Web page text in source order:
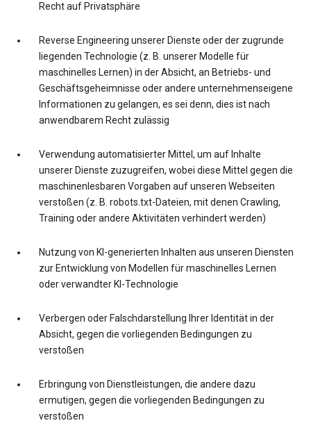
Recht auf Privatsphäre
Reverse Engineering unserer Dienste oder der zugrunde
liegenden Technologie (z. B. unserer Modelle für
maschinelles Lernen) in der Absicht, an Betriebs- und
Geschäftsgeheimnisse oder andere unternehmenseigene
Informationen zu gelangen, es sei denn, dies ist nach
anwendbarem Recht zulässig
Verwendung automatisierter Mittel, um auf Inhalte
unserer Dienste zuzugreifen, wobei diese Mittel gegen die
maschinenlesbaren Vorgaben auf unseren Webseiten
verstoßen (z. B. robots.txt-Dateien, mit denen Crawling,
Training oder andere Aktivitäten verhindert werden)
Nutzung von KI-generierten Inhalten aus unseren Diensten
zur Entwicklung von Modellen für maschinelles Lernen
oder verwandter KI-Technologie
Verbergen oder Falschdarstellung Ihrer Identität in der
Absicht, gegen die vorliegenden Bedingungen zu
verstoßen
Erbringung von Dienstleistungen, die andere dazu
ermutigen, gegen die vorliegenden Bedingungen zu
verstoßen